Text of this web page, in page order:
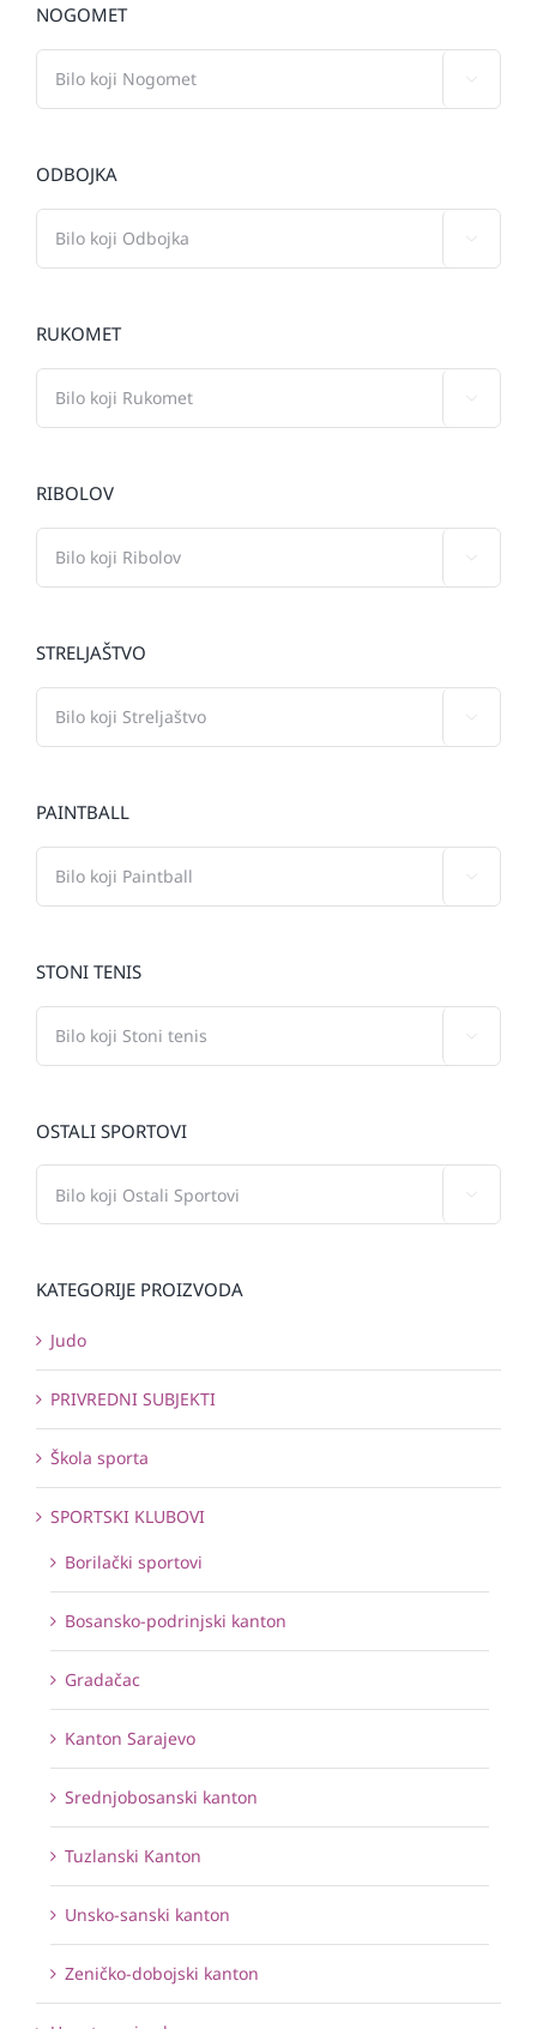
NOGOMET
ODBOJKA
RUKOMET
RIBOLOV
STRELJAŠTVO
PAINTBALL
STONI TENIS
OSTALI SPORTOVI
KATEGORIJE PROIZVODA
Judo
PRIVREDNI SUBJEKTI
Škola sporta
SPORTSKI KLUBOVI
Borilački sportovi
Bosansko-podrinjski kanton
Gradačac
Kanton Sarajevo
Srednjobosanski kanton
Tuzlanski Kanton
Unsko-sanski kanton
Zeničko-dobojski kanton